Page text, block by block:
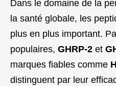
Dans le domaine de la
la santé globale, les
plus en plus important.
populaires, GHRP-2 et
marques fiables comme
distinguent par leur